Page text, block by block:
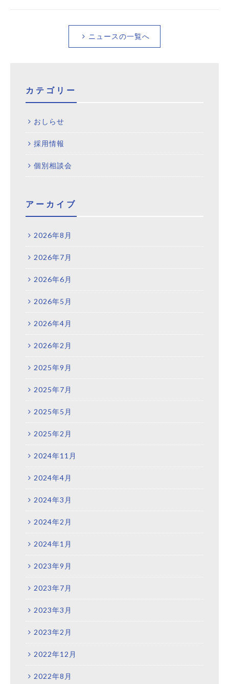
ニュースの一覧へ
カテゴリー
おしらせ
採用情報
個別相談会
アーカイブ
2026年8月
2026年7月
2026年6月
2026年5月
2026年4月
2026年2月
2025年9月
2025年7月
2025年5月
2025年2月
2024年11月
2024年4月
2024年3月
2024年2月
2024年1月
2023年9月
2023年7月
2023年3月
2023年2月
2022年12月
2022年8月